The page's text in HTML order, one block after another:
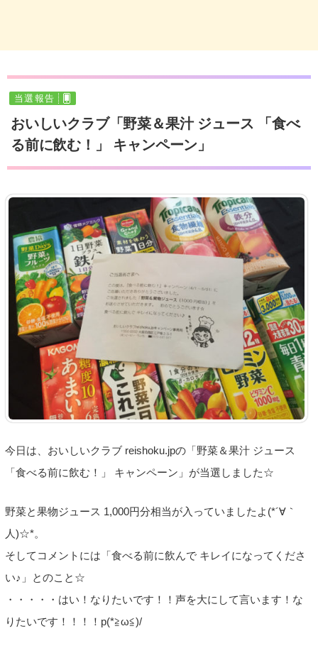
当選報告
おいしいクラブ「野菜＆果汁 ジュース 「食べ
る前に飲む！」 キャンペーン」
今日は、おいしいクラブ reishoku.jpの「野菜＆果汁 ジュース
「食べる前に飲む！」 キャンペーン」が当選しました☆
野菜と果物ジュース 1,000円分相当が入っていましたよ(*´∀｀
人)☆*。
そしてコメントには「食べる前に飲んで キレイになってくださ
い♪」とのこと☆
・・・・・はい！なりたいです！！声を大にして言います！な
りたいです！！！！p(*≧ω≦)/